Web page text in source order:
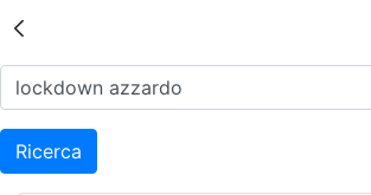
Risultati della
Ricerca